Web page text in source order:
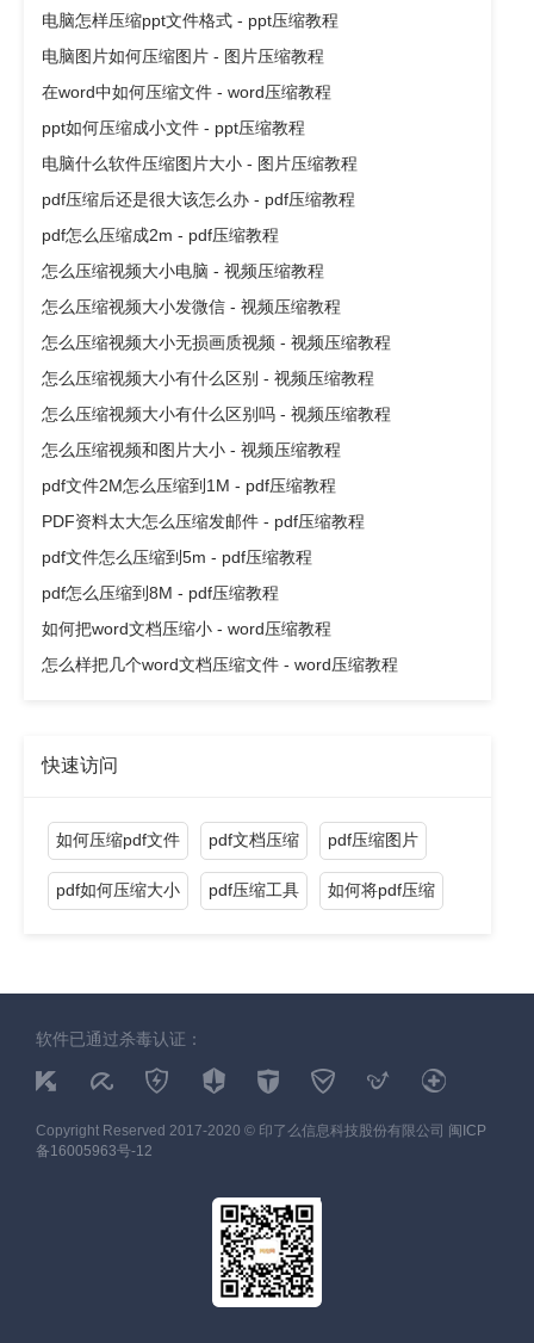
电脑怎样压缩ppt文件格式 - ppt压缩教程
电脑图片如何压缩图片 - 图片压缩教程
在word中如何压缩文件 - word压缩教程
ppt如何压缩成小文件 - ppt压缩教程
电脑什么软件压缩图片大小 - 图片压缩教程
pdf压缩后还是很大该怎么办 - pdf压缩教程
pdf怎么压缩成2m - pdf压缩教程
怎么压缩视频大小电脑 - 视频压缩教程
怎么压缩视频大小发微信 - 视频压缩教程
怎么压缩视频大小无损画质视频 - 视频压缩教程
怎么压缩视频大小有什么区别 - 视频压缩教程
怎么压缩视频大小有什么区别吗 - 视频压缩教程
怎么压缩视频和图片大小 - 视频压缩教程
pdf文件2M怎么压缩到1M - pdf压缩教程
PDF资料太大怎么压缩发邮件 - pdf压缩教程
pdf文件怎么压缩到5m - pdf压缩教程
pdf怎么压缩到8M - pdf压缩教程
如何把word文档压缩小 - word压缩教程
怎么样把几个word文档压缩文件 - word压缩教程
快速访问
如何压缩pdf文件 pdf文档压缩 pdf压缩图片
pdf如何压缩大小 pdf压缩工具 如何将pdf压缩
软件已通过杀毒认证：
Copyright Reserved 2017-2020 © 印了么信息科技股份有限公司 闽ICP
备16005963号-12